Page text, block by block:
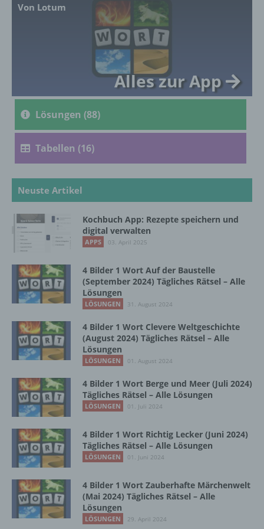
Von Lotum
Alles zur App
Lösungen (88)
Tabellen (16)
Neuste Artikel
Kochbuch App: Rezepte speichern und
digital verwalten
APPS 03. April 2025
4 Bilder 1 Wort Auf der Baustelle
(September 2024) Tägliches Rätsel – Alle
Lösungen
LÖSUNGEN 31. August 2024
4 Bilder 1 Wort Clevere Weltgeschichte
(August 2024) Tägliches Rätsel – Alle
Lösungen
LÖSUNGEN 01. August 2024
4 Bilder 1 Wort Berge und Meer (Juli 2024)
Tägliches Rätsel – Alle Lösungen
LÖSUNGEN 01. Juli 2024
4 Bilder 1 Wort Richtig Lecker (Juni 2024)
Tägliches Rätsel – Alle Lösungen
LÖSUNGEN 01. Juni 2024
4 Bilder 1 Wort Zauberhafte Märchenwelt
(Mai 2024) Tägliches Rätsel – Alle
Lösungen
LÖSUNGEN 29. April 2024
genetischen, psychischen, wirtschaftlichen,
kulturellen oder sozialen Identität dieser
natürlichen Person sind, identifiziert werden
b) betroffene Person
Betroffene Person ist jede identifizierte oder
Verarbeitung Verantwortlichen verarbeitet
werden.
c) Verarbeitung
Verarbeitung ist jeder mit oder ohne Hilfe
automatisierter Verfahren ausgeführte
Zusammenhang mit personenbezogenen
Daten wie das Erheben, das Erfassen, die
Organisation, das Ordnen, die Speicherung,
die Anpassung oder Veränderung, das
die Offenlegung durch Übermittlung,
Verbreitung oder eine andere Form der
Bereitstellung, den Abgleich oder die
Verknüpfung, die Einschränkung, das
d) Einschränkung der Verarbeitung
Einschränkung der Verarbeitung ist die
Markierung gespeicherter
personenbezogener Daten mit dem Ziel, ihre
e) Profiling